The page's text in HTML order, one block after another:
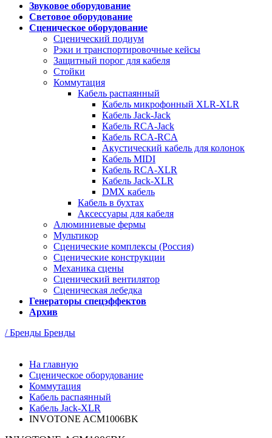
Звуковое оборудование
Световое оборудование
Сценическое оборудование
Сценический подиум
Рэки и транспортировочные кейсы
Защитный порог для кабеля
Стойки
Коммутация
Кабель распаянный
Кабель микрофонный XLR-XLR
Кабель Jack-Jack
Кабель RCA-Jack
Кабель RCA-RCA
Акустический кабель для колонок
Кабель MIDI
Кабель RCA-XLR
Кабель Jack-XLR
DMX кабель
Кабель в бухтах
Аксессуары для кабеля
Алюминиевые фермы
Мультикор
Сценические комплексы (Россия)
Сценические конструкции
Механика сцены
Сценический вентилятор
Сценическая лебедка
Генераторы спецэффектов
Архив
/ Бренды Бренды
На главную
Сценическое оборудование
Коммутация
Кабель распаянный
Кабель Jack-XLR
INVOTONE ACM1006BK